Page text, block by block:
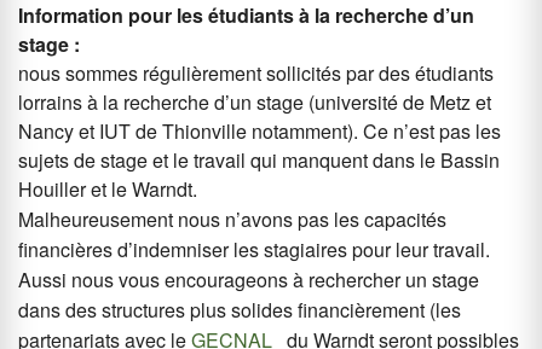
Information pour les étudiants à la recherche d’un
stage :
nous sommes régulièrement sollicités par des étudiants
lorrains à la recherche d’un stage (université de Metz et
Nancy et IUT de Thionville notamment). Ce n’est pas les
sujets de stage et le travail qui manquent dans le Bassin
Houiller et le Warndt.
Malheureusement nous n’avons pas les capacités
financières d’indemniser les stagiaires pour leur travail.
Aussi nous vous encourageons à rechercher un stage
dans des structures plus solides financièrement (les
partenariats avec leGECNAL du Warndt seront possibles